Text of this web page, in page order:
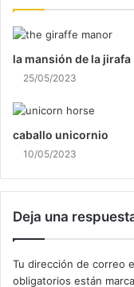
la mansión de la jirafa
25/05/2023
caballo unicornio
10/05/2023
Deja una
Tu dirección de correo
obligatorios están